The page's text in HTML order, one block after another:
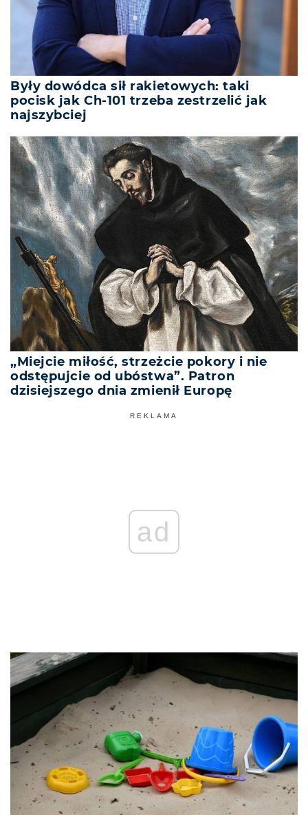
Były dowódca sił rakietowych: taki
pocisk jak Ch-101 trzeba zestrzelić jak
najszybciej
„Miejcie miłość, strzeżcie pokory i nie
odstępujcie od ubóstwa”. Patron
dzisiejszego dnia zmienił Europę
REKLAMA
ad